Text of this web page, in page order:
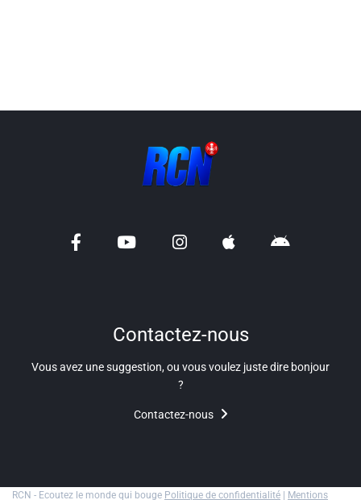
Ville de Nice
Contactez-nous
Vous avez une suggestion, ou vous voulez juste dire bonjour
?
Contactez-nous
RCN - Ecoutez le monde qui bouge Politique de confidentialité | Mentions